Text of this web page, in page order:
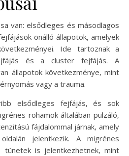
van: elsődleges és másodlagos
önálló állapotok, amelyek
Ide tartoznak a
és a cluster fejfájás. A
állapotok következménye, mint
vagy a trauma.
elsődleges fejfájás, és sok
rohamok általában pulzáló,
fájdalommal járnak, amely
jelentkezik. A migrénes
tünetek is jelentkezhetnek, mint